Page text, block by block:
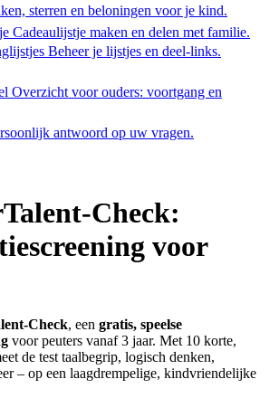
sterren en beloningen voor je kind.
Cadeaulijstje maken en delen met familie.
Beheer je lijstjes en deel-links.
Overzicht voor ouders: voortgang en
antwoord op uw vragen.
Check:
voor
Check, een gratis, speelse
voor peuters vanaf 3 jaar. Met 10 korte,
de test taalbegrip, logisch denken,
– op een laagdrempelige, kindvriendelijke